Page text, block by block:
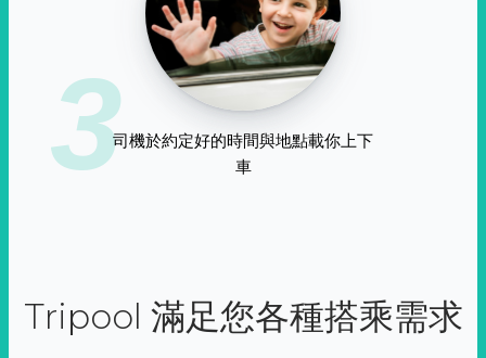
3司機於約定好的時間與地點載你上下
車
Tripool 滿足您各種搭乘需求